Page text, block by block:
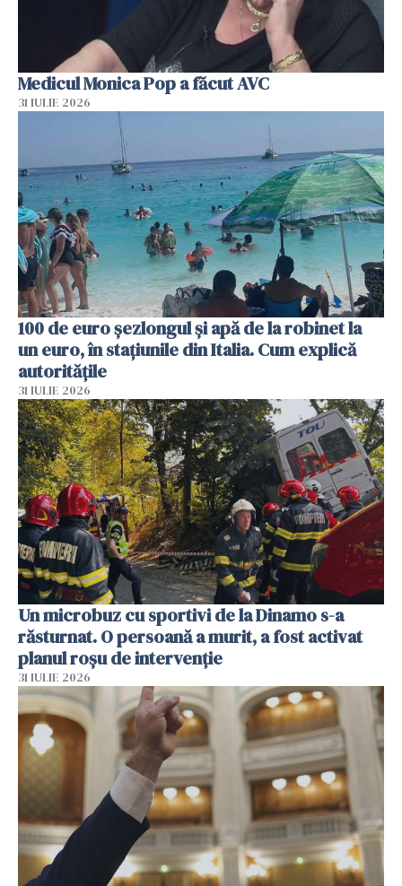
Medicul Monica Pop a făcut AVC
31 IULIE 2026
100 de euro șezlongul și apă de la robinet la
un euro, în stațiunile din Italia. Cum explică
autoritățile
31 IULIE 2026
Un microbuz cu sportivi de la Dinamo s-a
răsturnat. O persoană a murit, a fost activat
planul roșu de intervenție
31 IULIE 2026